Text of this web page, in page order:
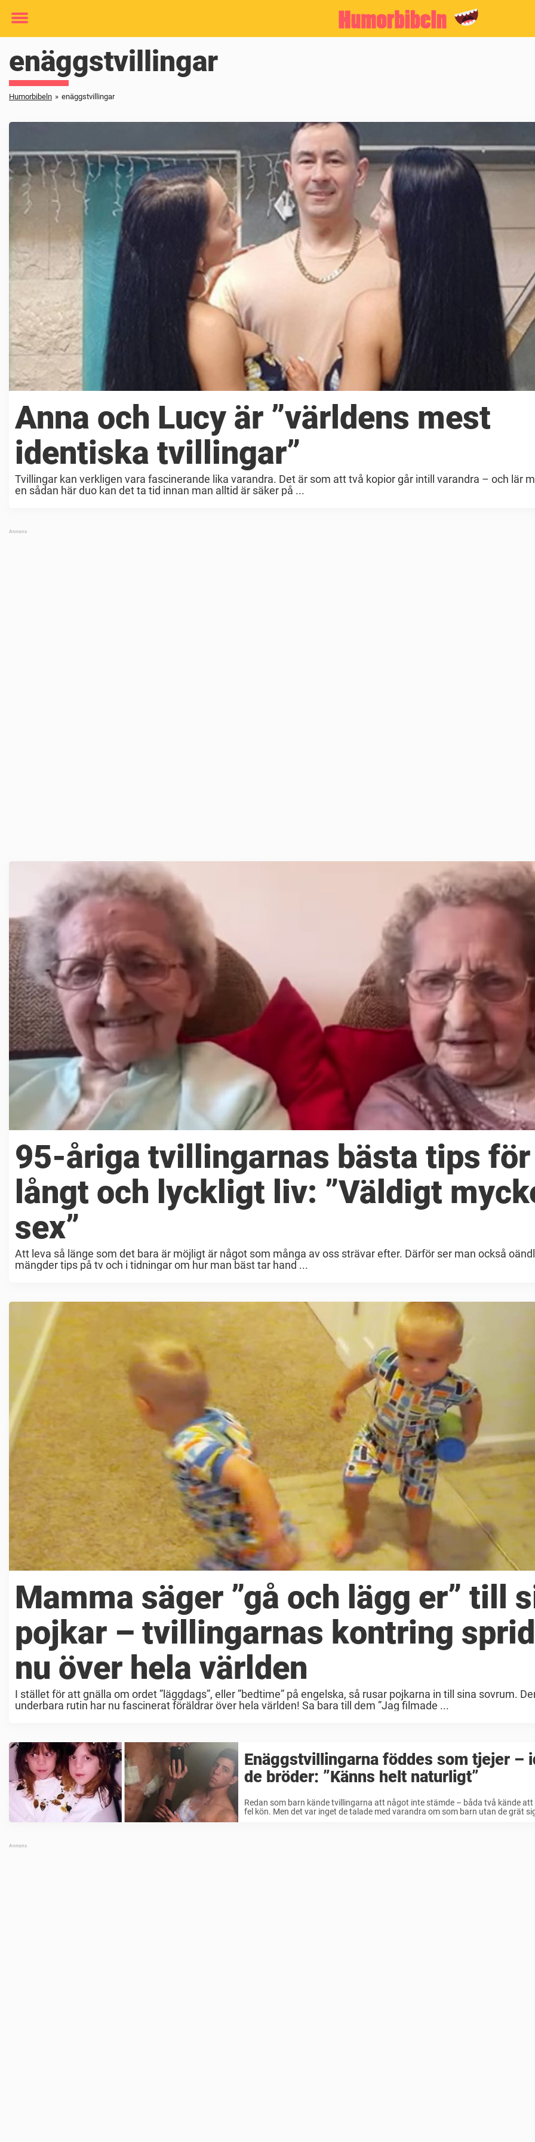
Toggle
enäggstvillingar
Humorbibeln » enäggstvillingar
Anna och Lucy är ”världens mest
identiska tvillingar”
Tvillingar kan verkligen vara fascinerande lika varandra. Det är som att två kopior går intill varandra – och lär
en sådan här duo kan det ta tid innan man alltid är säker på ...
95-åriga tvillingarnas bästa tips
långt och lyckligt liv: ”Väldigt
sex”
Att leva så länge som det bara är möjligt är något som många av oss strävar efter. Därför ser man också
mängder tips på tv och i tidningar om hur man bäst tar hand ...
Mamma säger ”gå och lägg er” till
pojkar – tvillingarnas kontring
nu över hela världen
I stället för att gnälla om ordet ”läggdags”, eller ”bedtime” på engelska, så rusar pojkarna in till sina sovrum.
underbara rutin har nu fascinerat föräldrar över hela världen! Sa bara till dem ”Jag filmade ...
Enäggstvillingarna föddes som tjejer –
de bröder: ”Känns helt naturligt”
Redan som barn kände tvillingarna att något inte stämde – båda två kände att
fel kön. Men det var inget de talade med varandra om som barn utan de grät